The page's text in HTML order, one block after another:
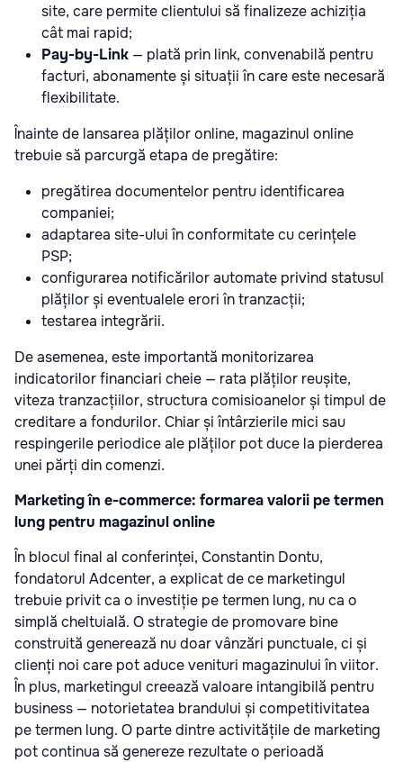
site, care permite clientului să finalizeze achiziția
cât mai rapid;
Pay-by-Link — plată prin link, convenabilă pentru
facturi, abonamente și situații în care este necesară
flexibilitate.
Înainte de lansarea plăților online, magazinul online
trebuie să parcurgă etapa de pregătire:
pregătirea documentelor pentru identificarea
companiei;
adaptarea site-ului în conformitate cu cerințele
PSP;
configurarea notificărilor automate privind statusul
plăților și eventualele erori în tranzacții;
testarea integrării.
De asemenea, este importantă monitorizarea
indicatorilor financiari cheie — rata plăților reușite,
viteza tranzacțiilor, structura comisioanelor și timpul de
creditare a fondurilor. Chiar și întârzierile mici sau
respingerile periodice ale plăților pot duce la pierderea
unei părți din comenzi.
Marketing în e-commerce: formarea valorii pe termen
lung pentru magazinul online
În blocul final al conferinței, Constantin Dontu,
fondatorul Adcenter, a explicat de ce marketingul
trebuie privit ca o investiție pe termen lung, nu ca o
simplă cheltuială. O strategie de promovare bine
construită generează nu doar vânzări punctuale, ci și
clienți noi care pot aduce venituri magazinului în viitor.
În plus, marketingul creează valoare intangibilă pentru
business — notorietatea brandului și competitivitatea
pe termen lung. O parte dintre activitățile de marketing
pot continua să genereze rezultate o perioadă